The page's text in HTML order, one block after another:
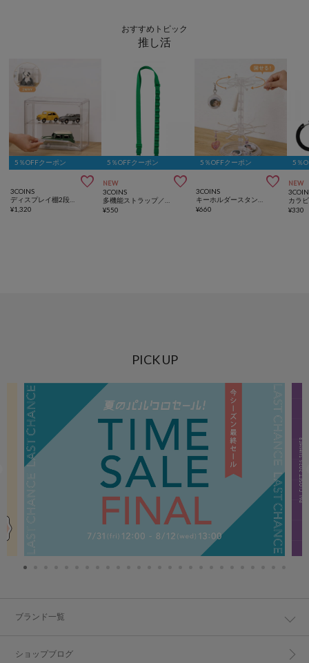
おすすめトピック
推し活
5％OFFクーポン

3COINS
¥1,320
5％OFFクーポン
NEW 
3COINS
¥550
5％OFFクーポン

3COINS
¥660
5％
NEW
¥330
PICK UP
ブランド一覧
ショップブログ